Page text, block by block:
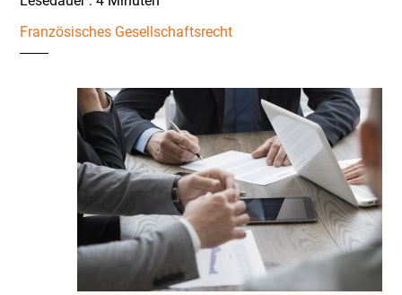
Französisches Gesellschaftsrecht